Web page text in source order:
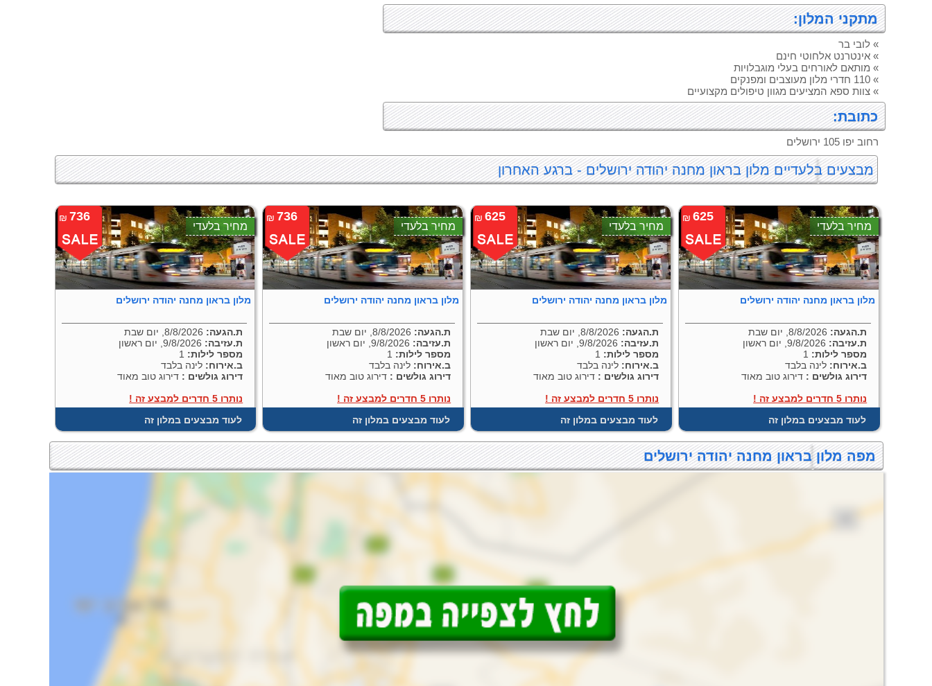
מתקני המלון:
» לובי בר
» אינטרנט אלחוטי חינם
» מותאם לאורחים בעלי מוגבלויות
» 110 חדרי מלון מעוצבים ומפנקים
» צוות ספא המציעים מגוון טיפולים מקצועיים
כתובת:
רחוב יפו 105 ירושלים
מבצעים בלעדיים מלון בראון מחנה יהודה ירושלים - ברגע האחרון
625
₪
מחיר בלעדי
מלון בראון מחנה יהודה ירושלים
ת.הגעה:
ת.עזיבה: 9/8/2026, יום ראשון
מספר לילות:
ב.אירוח: לינה בלבד
דירוג גולשים : דירוג טוב מאוד
נותרו 5 חדרים למבצע זה !
לעוד מבצעים במלון זה
625
₪
מחיר בלעדי
מלון בראון מחנה יהודה ירושלים
ת.הגעה:
ת.עזיבה: 9/8/2026, יום ראשון
מספר לילות:
ב.אירוח: לינה בלבד
דירוג גולשים : דירוג טוב מאוד
נותרו 5 חדרים למבצע זה !
לעוד מבצעים במלון זה
736
₪
מחיר בלעדי
מלון בראון מחנה יהודה ירושלים
ת.הגעה:
ת.עזיבה: 9/8/2026, יום ראשון
מספר לילות:
ב.אירוח: לינה בלבד
דירוג גולשים : דירוג טוב מאוד
נותרו 5 חדרים למבצע זה !
לעוד מבצעים במלון זה
736
₪
מחיר בלעדי
מלון בראון מחנה יהודה ירושלים
ת.הגעה:
ת.עזיבה: 9/8/2026, יום ראשון
מספר לילות:
ב.אירוח: לינה בלבד
דירוג גולשים : דירוג טוב מאוד
נותרו 5 חדרים למבצע זה !
לעוד מבצעים במלון זה
מפה מלון בראון מחנה יהודה ירושלים